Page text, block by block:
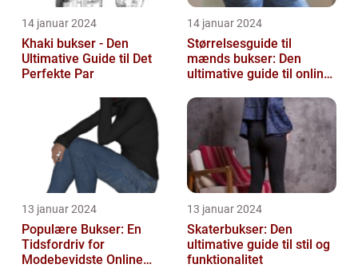
14 januar 2024
Khaki bukser - Den
Ultimative Guide til Det
Perfekte Par
14 januar 2024
Størrelsesguide til
mænds bukser: Den
ultimative guide til online-
handelskunder
13 januar 2024
Populære Bukser: En
Tidsfordriv for
Modebevidste Online
13 januar 2024
Skaterbukser: Den
ultimative guide til stil og
funktionalitet